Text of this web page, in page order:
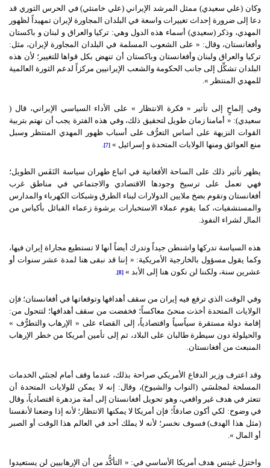
وكان (علي سعيدي) ممثل المرشد الإيراني (علي خامنئي) في الحرس الثوري قد
دعا إلى ضرورة إحداث تغييرات واسعة في البلدان المجاورة لإيران تمهيداً لظهور
المهدي، وذكر (سعيدي) أسماء هذه الدول وهي: تركيا والعراق و لبنان و باكستان
وأفغانستان، وقال: « على الشعوب المسلمة في البلدان المجاورة لإيران، مثل:
تركيا والعراق ولبنان وأفغانستان وباكستان أن تنهض بكل قواها للتغيير؛ لأن هذه
البلدان تشكِّل إلى جانب الحكومة والشعب الإيرانيين مركزاً لدعم الثورة العالمية
للمهدي المنتظر ».
وفي إلماحٍ إلى تأثير « فكرة الانتظار » على الأداء السياسي الإيراني، قال (
سعيدي): « أمامنا زمان طويل لتحقيق ذلك، وفي هذه الفترة يجب أن نهتم بتربية
القوات النزيهة على أساس التعرُّف على أسباب ظهور المهدي المنتظر وسبل
منع العوائق ومنها الولايات المتحدة و إسرائيل » [7]
يظهر تأثير ذلك على الساحة الأفغانية في اتباع طهران سياسة النَفَس الطويل؛
فهي تعمل على ترسيخ وجودها الاقتصادي والاجتماعي في مناطق غرب
أفغانستان وتقوم بضخ ملايين الدولارات لبناء الطرق وشبكات الكهرباء والمدارس
والمستشفيات، كما يقوم عملاء الاستخبارات برشوة زعماء القبائل بأكياس من
المال لشراء النفوذ.
هذه السياسة تدركها واشنطن جيداً وتدرك أيضاً أنها لا تستطيع مجاراة إيران فيها،
وكما يقول مسؤول بالخارجية الأمريكية: « إننا قد نبقى هنا لمدة عشر سنوات أو
عشرين سنة، ولكننا لن نكون هنا إلى الأبد » [8]
وفي الوقت الذي ترفع فيه إيران من سقف أهدافها وتوقعاتها في أفغانستان؛ فإن
الولايات المتحدة أخذت منحىً معاكساً؛ فخفضت من سقف أهدافها؛ لتتحول من:
إقامة دولة مستقرة سياًسياً واقتصادياً، إلى القضاء على « الإرهاب والتطرُّف »
والحيلولة دون سيطرة طالبان على البلاد، ثم إلى تأمين أمريكا من خطر الإرهاب
المنبعث من أفغانستان.
وقد اعترف وزير الدفاع الأمريكي صراحة بذلك، عندما وقف أمام لجنتَي الخدمات
المسلحة لمجلسَي (النواب والشيوخ)، وقال: إنه لا يمكن للولايات المتحدة أن
تتعثر في هدف غير واقعي، وهو تحويل أفغانستان إلى أمة مزدهرة اقتصادياً، وقال
في وضوح: لكي أكون صادقاً؛ فإن أمريكا لا يمكنها الانتظار؛ لأنه إذا وضعنا لأنفسنا
(مثل هذا الهدف) فسوف نخسر؛ لأنه لا يملك أحد في العالم هذا الوقت أو الصبر
أو المال ».
واختزل غيتس هدف أمريكا الأساسي في: « التأكُّد من أن الإرهابيين لن يستعيدوا